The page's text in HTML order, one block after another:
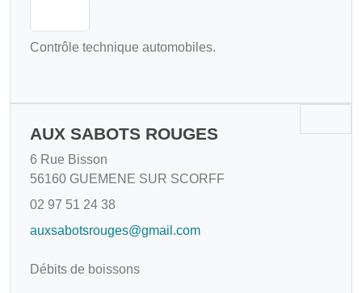
Contrôle technique automobiles.
AUX SABOTS ROUGES
6 Rue Bisson
56160 GUEMENE SUR SCORFF
02 97 51 24 38
auxsabotsrouges@gmail.com
Débits de boissons